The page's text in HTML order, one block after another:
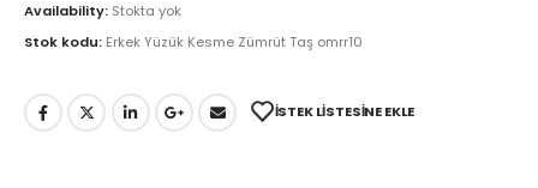
Availability: Stokta yok
Stok kodu: Erkek Yüzük Kesme Zümrüt Taş omrr10
İSTEK LISTESINE EKLE